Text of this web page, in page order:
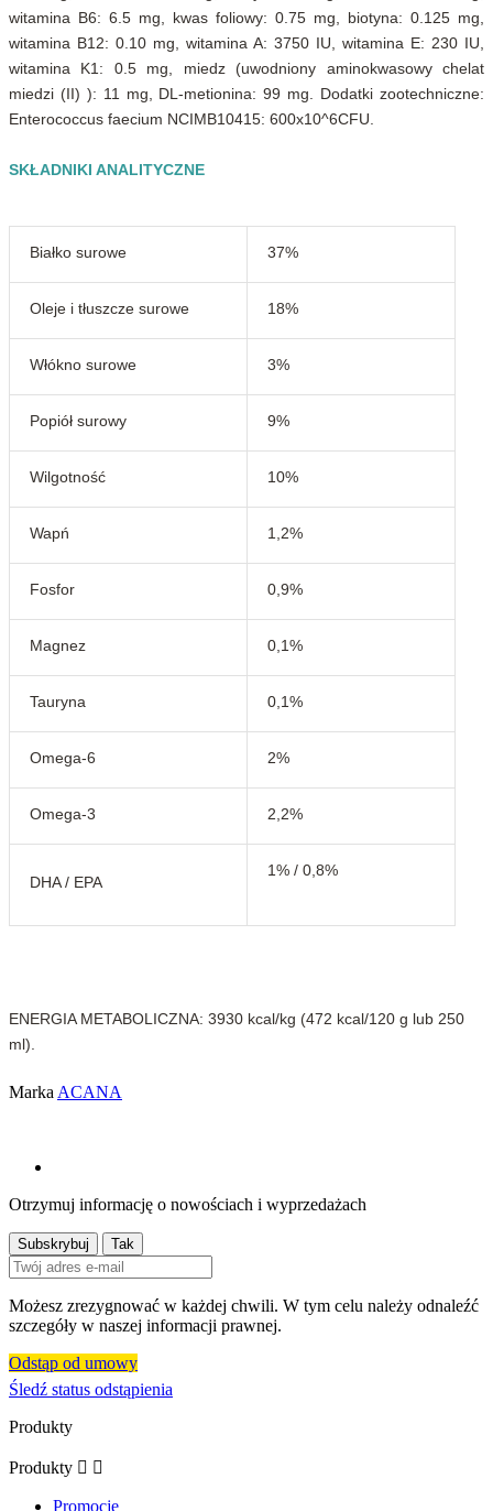
witamina B6: 6.5 mg, kwas foliowy: 0.75 mg, biotyna: 0.125 mg,
witamina B12: 0.10 mg, witamina A: 3750 IU, witamina E: 230 IU,
witamina K1: 0.5 mg, miedz (uwodniony aminokwasowy chelat
miedzi (II) ): 11 mg, DL-metionina: 99 mg. Dodatki zootechniczne:
Enterococcus faecium NCIMB10415: 600x10^6CFU.
SKŁADNIKI ANALITYCZNE
Białko surowe 37%
Oleje i tłuszcze surowe 18%
Włókno surowe 3%
Popiół surowy 9%
Wilgotność 10%
Wapń 1,2%
Fosfor 0,9%
Magnez 0,1%
Tauryna 0,1%
Omega-6 2%
Omega-3 2,2%
DHA / EPA
1% / 0,8%
ENERGIA METABOLICZNA: 3930 kcal/kg (472 kcal/120 g lub 250
ml).
MarkaACANA
Otrzymuj informację o nowościach i wyprzedażach
Możesz zrezygnować w każdej chwili. W tym celu należy odnaleźć
szczegóły w naszej informacji prawnej.
Odstąp od umowy
Śledź status odstąpienia
Produkty
Produkty  
Promocje